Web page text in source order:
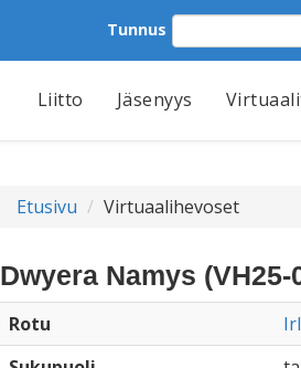
Tunnus
Liitto Jäsenyys
Etusivu Virtuaalihevoset
Dwyera Namys (VH25-
Rotu